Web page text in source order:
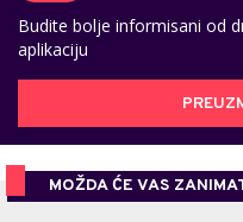
Budite bolje informisani od
aplikaciju
MOŽDA ĆE VAS